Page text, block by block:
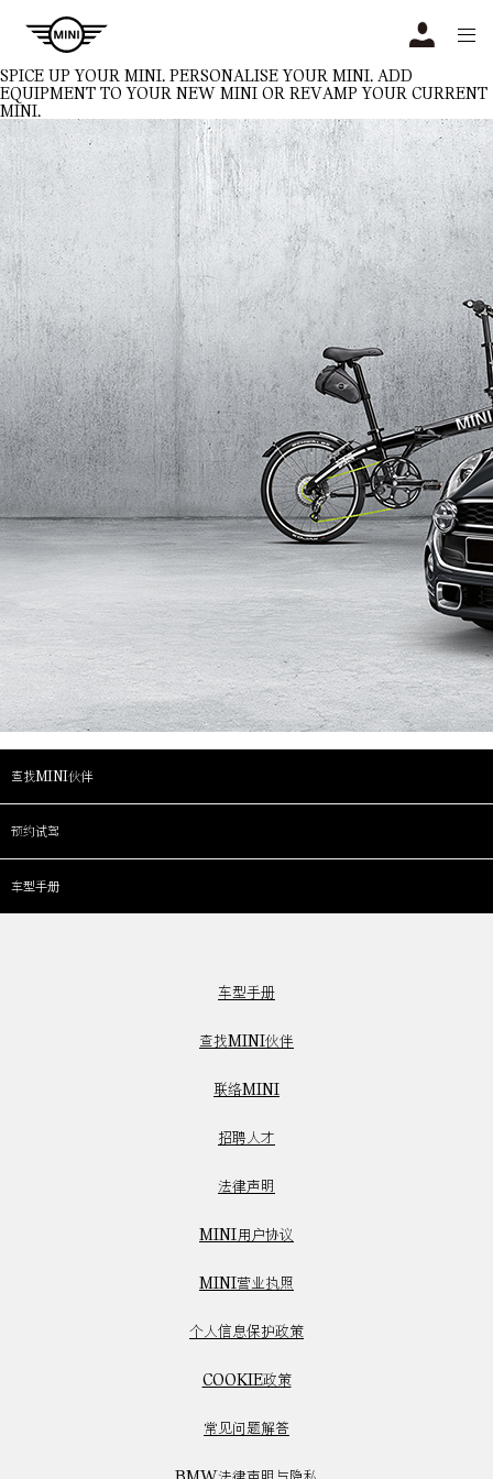
SPICE UP YOUR MINI. PERSONALISE YOUR MINI. ADD
EQUIPMENT TO YOUR NEW MINI OR REVAMP YOUR CURRENT
MINI.
查找MINI伙伴
预约试驾
车型手册
车型手册
查找MINI伙伴
联络MINI
招聘人才
法律声明
MINI用户协议
MINI营业执照
个人信息保护政策
COOKIE政策
常见问题解答